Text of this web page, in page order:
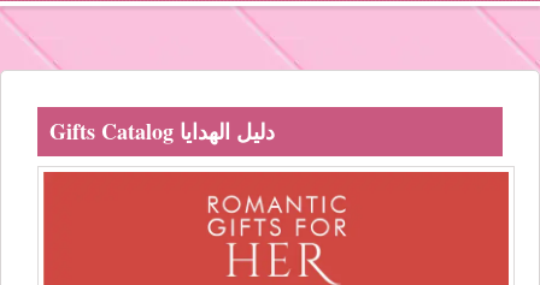
Gifts Catalog دليل الهدايا